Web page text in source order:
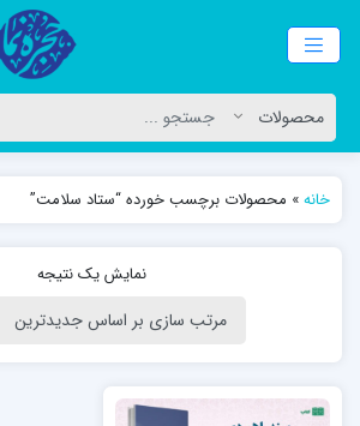
خانه» محصولات برچسب خورده “ستاد سلامت”
نمایش یک نتیجه